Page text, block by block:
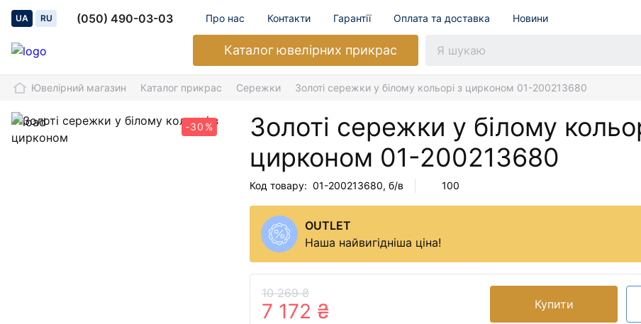
UA RU (050) 490-03-03 Про нас Контакти Гарантії Оплата та доставка Новини
Каталогювелірних прикрас
Ювелірний магазин Каталог прикрас Сережки Золоті сережки у білому кольорі з цирконом 01-200213680
-30%
Золоті сережки у білому
цирконом 01-200213680
Код товару: 01-200213680, б/в 100
OUTLET
Наша найвигідніша ціна!
10 269 ₴
7 172 ₴ Купити